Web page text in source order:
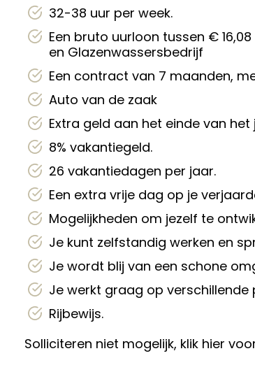
32-38 uur per week.
Een bruto uurloon tussen €
en Glazenwassersbedrijf
Een contract van 7 maanden,
Auto van de zaak
Extra geld aan het einde van
8% vakantiegeld.
26 vakantiedagen per jaar.
Een extra vrije dag op je
Mogelijkheden om jezelf te
Je kunt zelfstandig werken en
Je wordt blij van een schone
Je werkt graag op verschillende
Rijbewijs.
Solliciteren niet mogelijk, klik hier